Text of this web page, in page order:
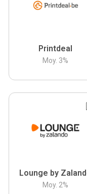
Printdeal
Moy. 3%
Lounge by
Moy. 2%